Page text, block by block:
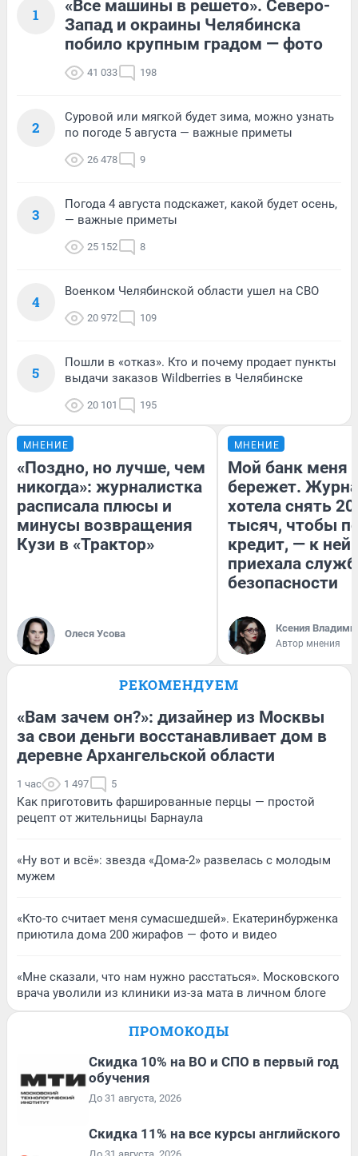
1
«Все машины в решето». Северо-
Запад и окраины Челябинска
побило крупным градом — фото
41 033 198
2
Суровой или мягкой будет зима, можно узнать
по погоде 5 августа — важные приметы
26 478 9
3
Погода 4 августа подскажет, какой будет осень,
— важные приметы
25 152 8
4
Военком Челябинской области ушел на СВО
20 972 109
5
Пошли в «отказ». Кто и почему продает пункты
выдачи заказов Wildberries в Челябинске
20 101 195
МНЕНИЕ
«Поздно, но лучше, чем
никогда»: журналистка
расписала плюсы и
минусы возвращения
Кузи в «Трактор»
Олеся Усова
МНЕНИЕ
Мой банк меня
бережет.
хотела снять
тысяч, чтобы
кредит, — к
приехала
безопасности
Ксения
Автор мнения
РЕКОМЕНДУЕМ
«Вам зачем он?»: дизайнер из Москвы
за свои деньги восстанавливает дом в
деревне Архангельской области
1 час 1 497 5
Как приготовить фаршированные перцы — простой
рецепт от жительницы Барнаула
«Ну вот и всё»: звезда «Дома-2» развелась с молодым
мужем
«Кто-то считает меня сумасшедшей». Екатеринбурженка
приютила дома 200 жирафов — фото и видео
«Мне сказали, что нам нужно расстаться». Московского
врача уволили из клиники из-за мата в личном блоге
ПРОМОКОДЫ
Скидка 10% на ВО и СПО в первый год
обучения
До 31 августа, 2026
Скидка 11% на все курсы английского